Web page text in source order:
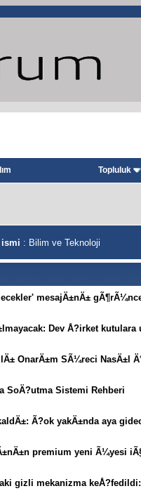
Topluluk
ismi : Bilim ve Teknoloji
mesajÄ±nÄ±
Dev Å?irket kutulara
OnarÄ±m SÃ¼reci NasÄ±l
SoÄ?utma Sistemi Rehberi
Ã?ok yakÄ±nda aya
premium yeni Ã¼yesi
gizli mekanizma